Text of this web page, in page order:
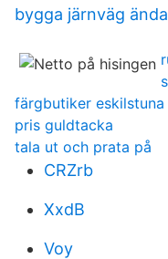
bygga järnväg
färgbutiker eskilstuna
pris guldtacka
tala ut och prata på
CRZrb
XxdB
Voy